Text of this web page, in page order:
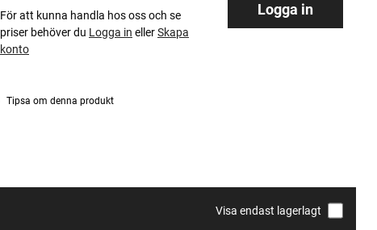
För att kunna handla hos oss och se
priser behöver du Logga in ellerSkapa
konto
Logga in
Tipsa om denna produkt
Visa endast lagerlagt